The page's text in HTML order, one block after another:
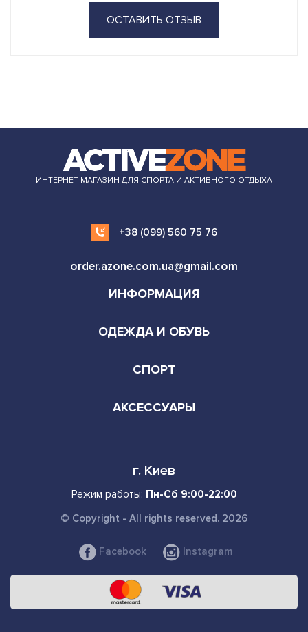
ОСТАВИТЬ ОТЗЫВ
ИНТЕРНЕТ МАГАЗИН ДЛЯ СПОРТА И АКТИВНОГО ОТДЫХА
+38 (099) 560 75 76
order.azone.com.ua@gmail.com
ИНФОРМАЦИЯ
ОДЕЖДА И ОБУВЬ
СПОРТ
АКСЕССУАРЫ
г. Киев
Режим работы: Пн-Сб 9:00-22:00
© Copyright - All rights reserved. 2026
Facebook Instagram